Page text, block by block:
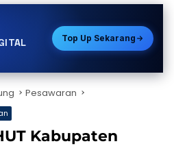
Top Up Sekarang
Pesawaran
Kabupaten